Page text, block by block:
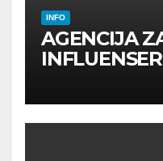
INFO
AGENCIJA